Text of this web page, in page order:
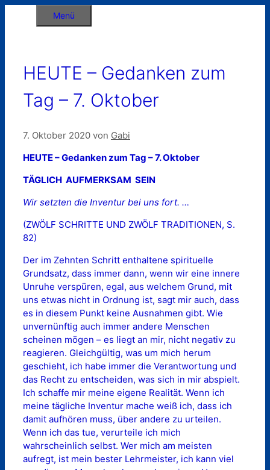
Menü
HEUTE – Gedanken zum
Tag – 7. Oktober
7. Oktober 2020 von Gabi
HEUTE – Gedanken zum Tag – 7. Oktober
TÄGLICH AUFMERKSAM SEIN
Wir setzten die Inventur bei uns fort. …
(ZWÖLF SCHRITTE UND ZWÖLF TRADITIONEN, S.
82)
Der im Zehnten Schritt enthaltene spirituelle
Grundsatz, dass immer dann, wenn wir eine innere
Unruhe verspüren, egal, aus welchem Grund, mit
uns etwas nicht in Ordnung ist, sagt mir auch, dass
es in diesem Punkt keine Ausnahmen gibt. Wie
unvernünftig auch immer andere Menschen
scheinen mögen – es liegt an mir, nicht negativ zu
reagieren. Gleichgültig, was um mich herum
geschieht, ich habe immer die Verantwortung und
das Recht zu entscheiden, was sich in mir abspielt.
Ich schaffe mir meine eigene Realität. Wenn ich
meine tägliche Inventur mache weiß ich, dass ich
damit aufhören muss, über andere zu urteilen.
Wenn ich das tue, verurteile ich mich
wahrscheinlich selbst. Wer mich am meisten
aufregt, ist mein bester Lehrmeister, ich kann viel